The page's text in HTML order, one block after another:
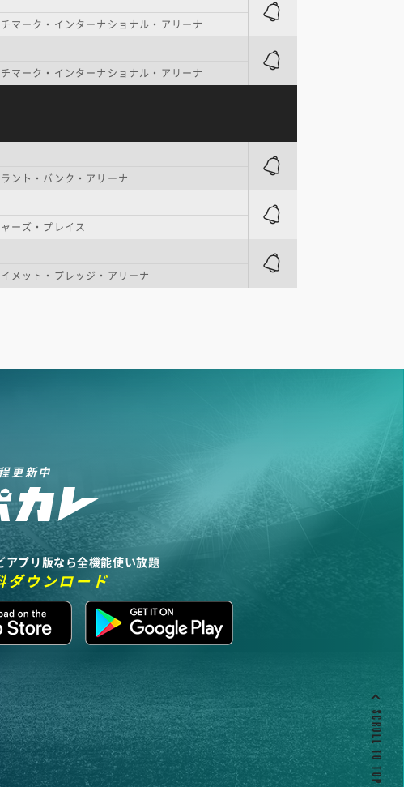
マーク・インターナショナル・アリーナ
マーク・インターナショナル・アリーナ
ント・バンク・アリーナ
ーズ・プレイス
メット・プレッジ・アリーナ
更新中
アプリ版なら全機能使い放題
ダウンロード
SCROLL TO TOP